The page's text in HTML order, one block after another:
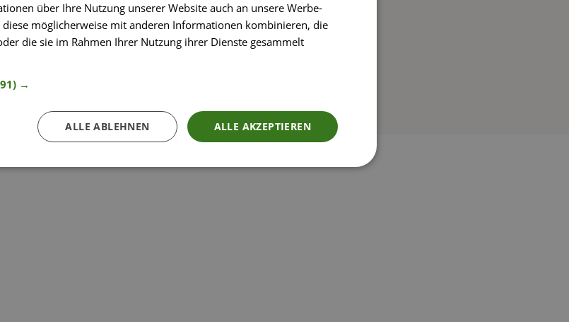
So funktioniert’s
über Ihre Nutzung unserer Website auch an unsere Werbe-
möglicherweise mit anderen Informationen kombinieren, die
die sie im Rahmen Ihrer Nutzung ihrer Dienste gesammelt
→
ALLE AKZEPTIEREN
ALLE ABLEHNEN